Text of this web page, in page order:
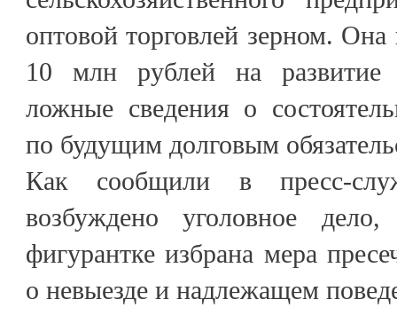
оптовой торговлей зерном. Она
10 млн рублей на развитие
ложные сведения о
по будущим долговым
Как сообщили в пресс-
возбуждено уголовное
фигурантке избрана мера
о невыезде и надлежащем